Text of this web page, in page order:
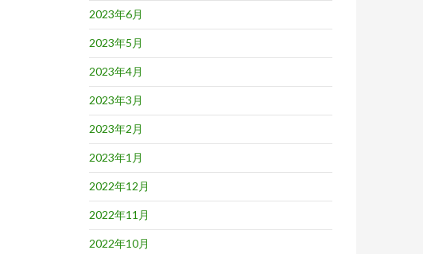
2023年6月
2023年5月
2023年4月
2023年3月
2023年2月
2023年1月
2022年12月
2022年11月
2022年10月